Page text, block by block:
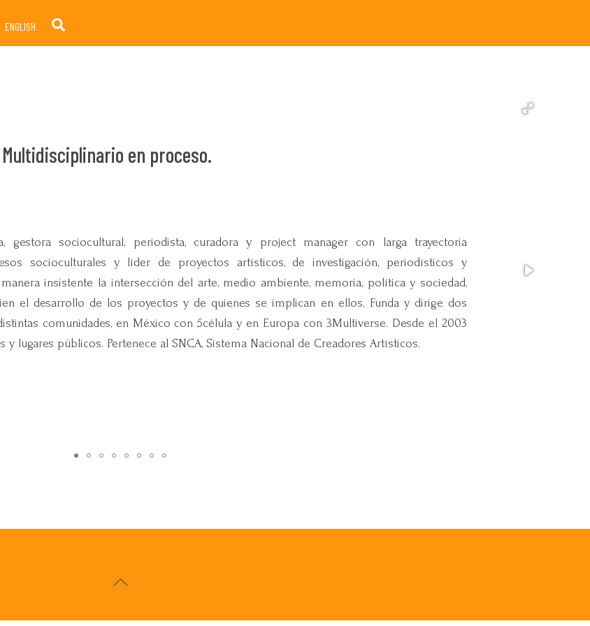
ENGLISH
en proceso.
gestora sociocultural, periodista, curadora y project manager con larga trayectoria
socioculturales y líder de proyectos artísticos, de investigación, periodísticos y
insistente la intersección del arte, medio ambiente, memoria, política y sociedad,
el desarrollo de los proyectos y de quienes se implican en ellos. Funda y dirige dos
comunidades, en México con 5célula y en Europa con 3Multiverse. Desde el 2003
lugares públicos. Pertenece al SNCA, Sistema Nacional de Creadores Artísticos.
Back
Top